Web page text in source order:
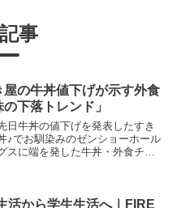
事
屋の牛丼値下げが示す外食
下落トレンド」
日牛丼の値下げを発表したすき
♪でお馴染みのゼンショーホール
スに端を発した牛丼・外食チェ
株があるといい...
活から学生生活へ｜FIRE